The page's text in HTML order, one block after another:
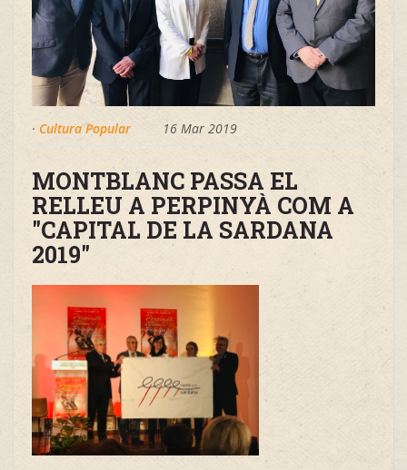
· Cultura Popular 16 Mar 2019
MONTBLANC PASSA EL
RELLEU A PERPINYÀ COM A
"CAPITAL DE LA SARDANA
2019"